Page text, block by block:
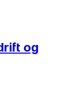
og